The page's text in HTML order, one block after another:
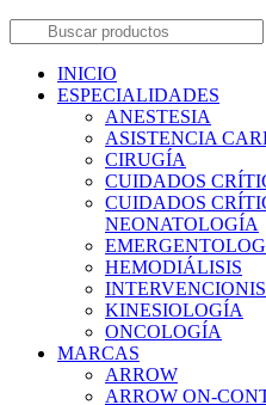
INICIO
ESPECIALIDADES
ANESTESIA
ASISTENCIA
CIRUGÍA
CUIDADOS
CUIDADOS
NEONATOLOGÍA
HEMODIÁLISIS
KINESIOLOGÍA
ONCOLOGÍA
MARCAS
ARROW
ARROW ON-